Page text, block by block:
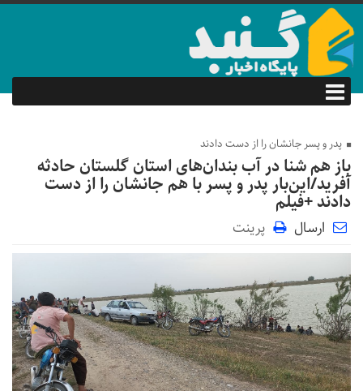
پدر و پسر جانشان را از دست دادند
باز هم شنا در‌ آب بندان‌های استان گلستان حادثه
آفرید/این‌بار پدر و پسر با هم جانشان‌ را از دست
دادند +فیلم
ارسال پرینت